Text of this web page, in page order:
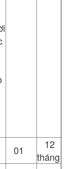
01
12
tháng